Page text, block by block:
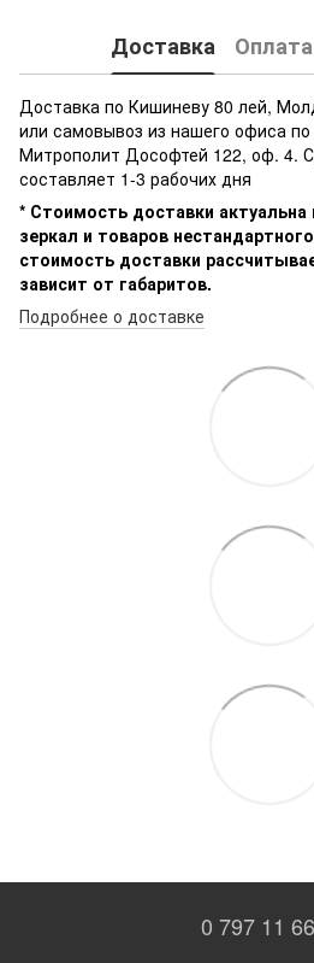
Доставка Оплата
Доставка по Кишиневу 80 лей,
или самовывоз из нашего офиса
Митрополит Дософтей 122, оф. 4.
составляет 1-3 рабочих дня
* Стоимость доставки
зеркал и товаров
стоимость доставки
зависит от габаритов.
Подробнее о доставке
0 797 11